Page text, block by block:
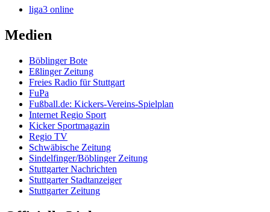
liga3 online
Medien
Böblinger Bote
Eßlinger Zeitung
Freies Radio für Stuttgart
FuPa
Fußball.de: Kickers-Vereins-Spielplan
Internet Regio Sport
Kicker Sportmagazin
Regio TV
Schwäbische Zeitung
Sindelfinger/Böblinger Zeitung
Stuttgarter Nachrichten
Stuttgarter Stadtanzeiger
Stuttgarter Zeitung